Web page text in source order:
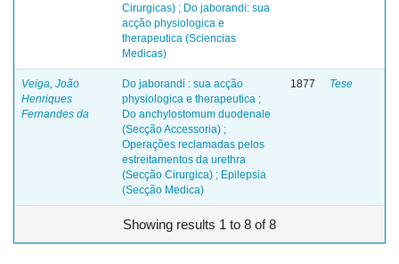
Cirurgicas) ; Do jaborandi: sua
acção physiologica e
therapeutica (Sciencias
Medicas)
Veiga, João
Henriques
Fernandes da
Do jaborandi : sua acção
physiologica e therapeutica ;
Do anchylostomum duodenale
(Secção Accessoria) ;
Operações reclamadas pelos
estreitamentos da urethra
(Secção Cirurgica) ; Epilepsia
(Secção Medica)
1877 Tese
Showing results 1 to 8 of 8